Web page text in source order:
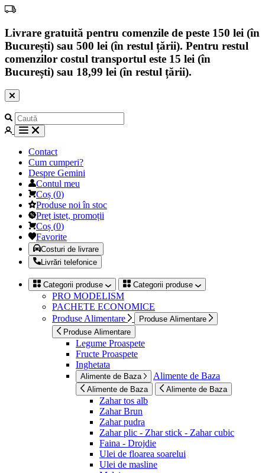
Livrare gratuită pentru comenzile de peste 150 lei (în
București) sau 500 lei (în restul țării). Pentru restul
comenzilor costul transportul este 15 lei (în
București) sau 18,99 lei (în restul țării).
Contact
Cum cumperi?
Despre Gemini
Contul meu
Coș (0)
Produse noi în stoc
Preț isteț, promoții
Coș (0)
Favorite
Costuri de livrare
Livrări telefonice
Categorii produse Categorii produse
PRO MODELISM
PACHETE ECONOMICE
Produse Alimentare
Produse Alimentare
Produse Alimentare
Legume Proaspete
Fructe Proaspete
Inghetata
Alimente de Baza Alimente de Baza
Alimente de Baza Alimente de Baza
Zahar tos alb
Zahar Brun
Zahar pudra
Zahar plic - Zhar stick - Zahar cubic
Faina - Drojdie
Ulei de floarea soarelui
Ulei de masline